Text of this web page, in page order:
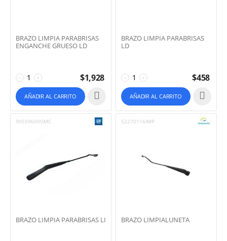
BRAZO LIMPIA PARABRISAS
ENGANCHE GRUESO LD
+
− $1,928
AÑADIR AL CARRITO
BRAZO LIMPIA PARABRISAS
LD
+
− $458
AÑADIR AL CARRITO
90559600GMC
BRAZO LIMPIA PARABRISAS LI
52270116IMP
BRAZO LIMPIALUNETA